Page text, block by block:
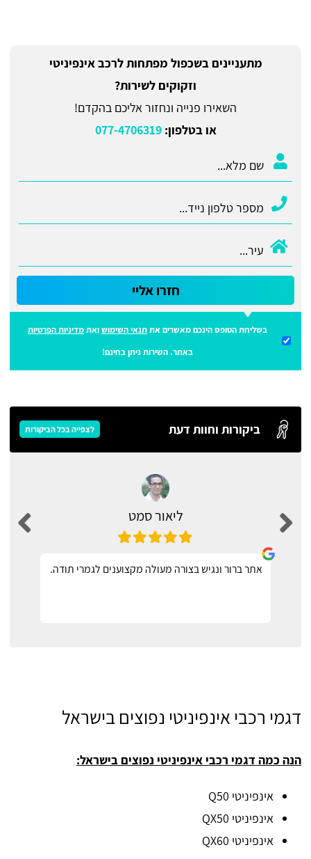
מתעניינים בשכפול מפתחות לרכב אינפיניטי
וזקוקים לשירות?
השאירו פנייה ונחזור אליכם בהקדם!
או בטלפון:077-4706319
חזרו אליי
בשליחת הטופס הינכם מאשרים אתתנאי השימושואתמדיניות הפרטיות
באתר. השירות ניתן בחינם!
ביקורות וחוות דעת לצפייה בכל הביקורות
ליאור סמט
אתר ברור ונגיש בצורה מעולה מקצוענים לגמרי תודה.
דגמי רכבי אינפיניטי נפוצים בישראל
הנה כמה דגמי רכבי אינפיניטי נפוצים בישראל:
אינפיניטי Q50
אינפיניטי QX50
אינפיניטי QX60